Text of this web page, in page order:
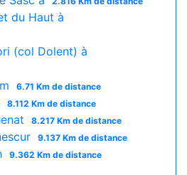
du Haut à
(col Dolent) à
6.71 Km de distance
8.112 Km de distance
8.217 Km de distance
9.137 Km de distance
9.362 Km de distance